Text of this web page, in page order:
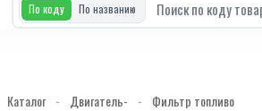
По коду По названию
Каталог - Двигатель- - Фильтр топливо